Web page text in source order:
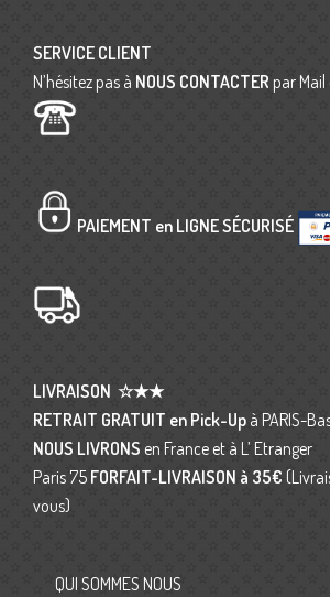
SERVICE CLIENT
N’hésitez pas à NOUS CONTACTER par
PAIEMENT en LIGNE SÉCURISÉ
LIVRAISON ☆★★
RETRAIT GRATUIT en Pick-Up à PARIS-
NOUS LIVRONS en France et à L’ Etranger
Paris 75 FORFAIT-LIVRAISON à 35€
vous)
QUI SOMMES NOUS